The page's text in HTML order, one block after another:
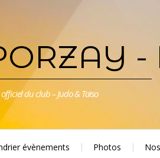
-
du club – Judo & Taïso
évènements Photos